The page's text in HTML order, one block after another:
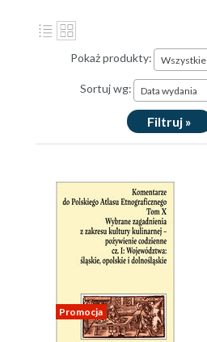
Pokaż produkty: Wszystkie
Sortuj wg: Data wydania
Filtruj »
Promocja